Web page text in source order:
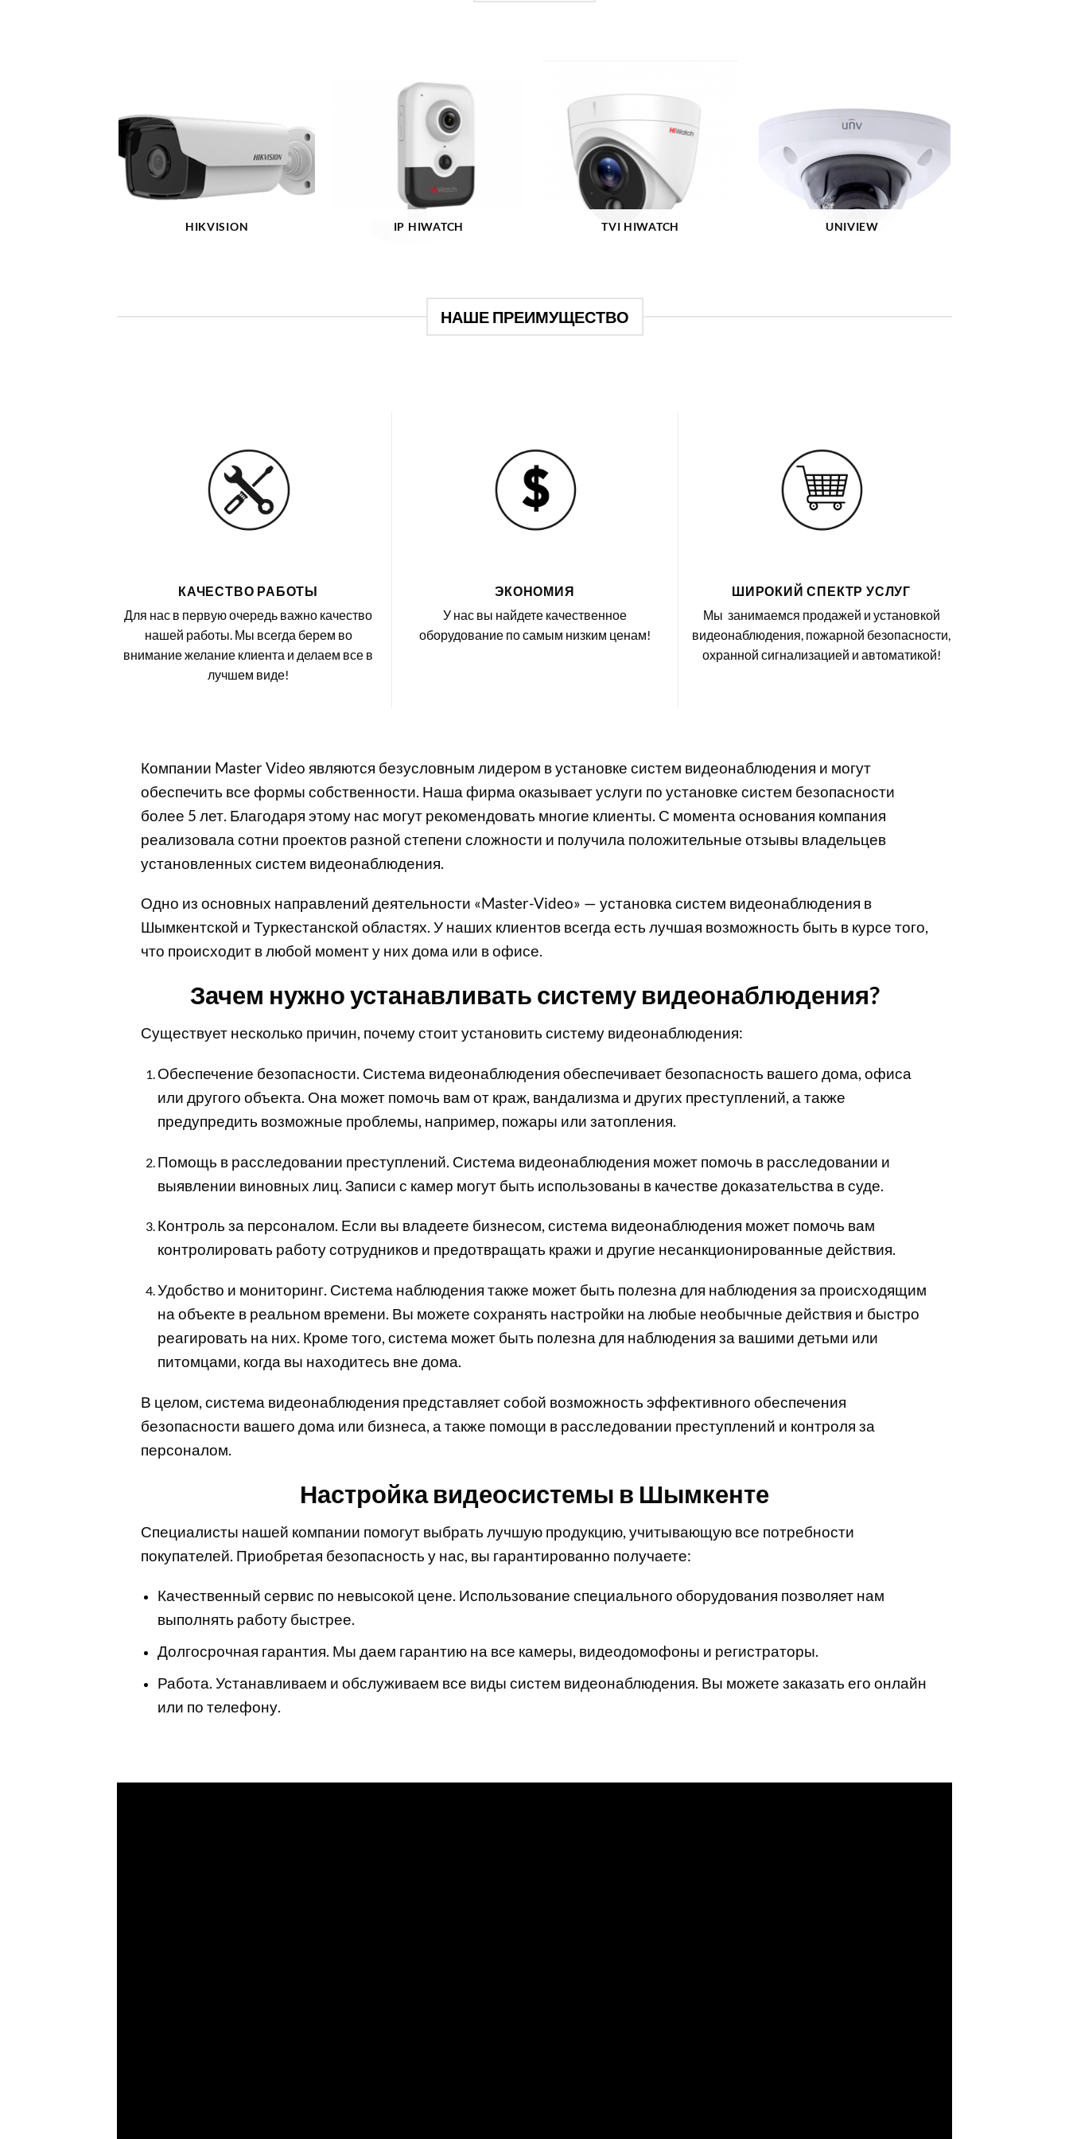
HIKVISION IP HIWATCH TVI HIWATCH UNIVIEW
НАШЕ ПРЕИМУЩЕСТВО
КАЧЕСТВО РАБОТЫ
Для нас в первую очередь важно качество
нашей работы. Мы всегда берем во
внимание желание клиента и делаем все в
лучшем виде!
ЭКОНОМИЯ
У нас вы найдете качественное
оборудование по самым низким ценам!
ШИРОКИЙ СПЕКТР УСЛУГ
Мы занимаемся продажей и установкой
видеонаблюдения, пожарной безопасности,
охранной сигнализацией и автоматикой!
Компании Master Video являются безусловным лидером в установке систем видеонаблюдения и могут
обеспечить все формы собственности. Наша фирма оказывает услуги по установке систем безопасности
более 5 лет. Благодаря этому нас могут рекомендовать многие клиенты. С момента основания компания
реализовала сотни проектов разной степени сложности и получила положительные отзывы владельцев
установленных систем видеонаблюдения.
Одно из основных направлений деятельности «Master-Video» — установка систем видеонаблюдения в
Шымкентской и Туркестанской областях. У наших клиентов всегда есть лучшая возможность быть в курсе того,
что происходит в любой момент у них дома или в офисе.
Зачем нужно устанавливать систему видеонаблюдения?
Существует несколько причин, почему стоит установить систему видеонаблюдения:
Обеспечение безопасности. Система видеонаблюдения обеспечивает безопасность вашего дома, офиса
или другого объекта. Она может помочь вам от краж, вандализма и других преступлений, а также
предупредить возможные проблемы, например, пожары или затопления.
Помощь в расследовании преступлений. Система видеонаблюдения может помочь в расследовании и
выявлении виновных лиц. Записи с камер могут быть использованы в качестве доказательства в суде.
Контроль за персоналом. Если вы владеете бизнесом, система видеонаблюдения может помочь вам
контролировать работу сотрудников и предотвращать кражи и другие несанкционированные действия.
Удобство и мониторинг. Система наблюдения также может быть полезна для наблюдения за происходящим
на объекте в реальном времени. Вы можете сохранять настройки на любые необычные действия и быстро
реагировать на них. Кроме того, система может быть полезна для наблюдения за вашими детьми или
питомцами, когда вы находитесь вне дома.
В целом, система видеонаблюдения представляет собой возможность эффективного обеспечения
безопасности вашего дома или бизнеса, а также помощи в расследовании преступлений и контроля за
персоналом.
Настройка видеосистемы в Шымкенте
Специалисты нашей компании помогут выбрать лучшую продукцию, учитывающую все потребности
покупателей. Приобретая безопасность у нас, вы гарантированно получаете:
Качественный сервис по невысокой цене. Использование специального оборудования позволяет нам
выполнять работу быстрее.
Долгосрочная гарантия. Мы даем гарантию на все камеры, видеодомофоны и регистраторы.
Работа. Устанавливаем и обслуживаем все виды систем видеонаблюдения. Вы можете заказать его онлайн
или по телефону.